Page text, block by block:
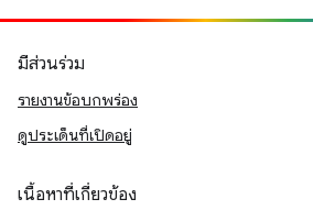
มีส่วนร่วม
รายงานข้อบกพร่อง
ดูประเด็นที่เปิดอยู่
เนื้อหาที่เกี่ยวข้อง